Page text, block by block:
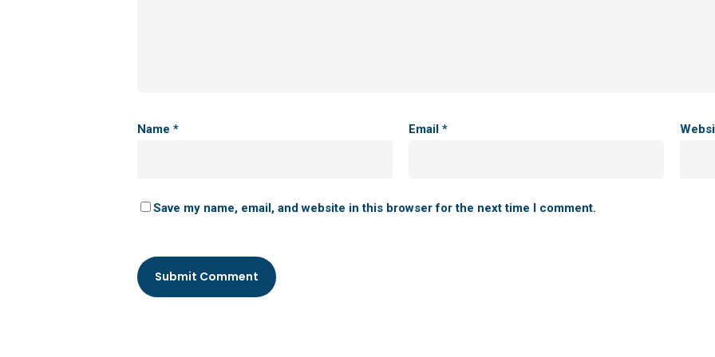
Name * Email *
Save my name, email, and website in this browser for the next time I comment.